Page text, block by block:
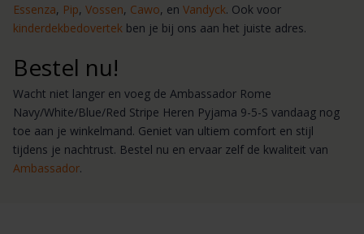
Essenza, Pip, Vossen, Cawo, en Vandyck. Ook voor
kinderdekbedovertek ben je bij ons aan het juiste adres.
Bestel nu!
Wacht niet langer en voeg de Ambassador Rome
Navy/White/Blue/Red Stripe Heren Pyjama 9-5-S vandaag nog
toe aan je winkelmand. Geniet van ultiem comfort en stijl
tijdens je nachtrust. Bestel nu en ervaar zelf de kwaliteit van
Ambassador.